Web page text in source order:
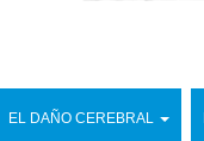
EL DAÑO CEREBRAL